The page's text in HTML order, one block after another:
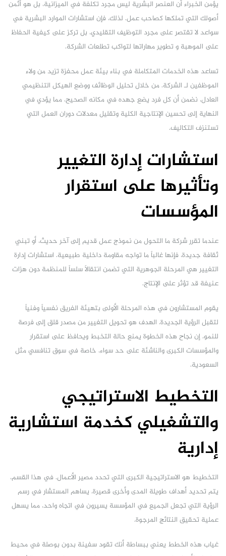
يؤمن الخبراء أن العنصر البشرية ليس مجرد تكلفة في الميزانية، بل هو أثمن
أصولك التي تملكها كصاحب عمل. لذلك، فإن استشارات الموارد البشرية في
سواعد لا تقتصر على مجرد التوظيف التقليدي، بل تركز على كيفية الحفاظ
على الموهبة و تطوير مهاراتها لتواكب تطلعات الشركة.
تساعد هذه الخدمات المتكاملة في بناء بيئة عمل محفزة تزيد من ولاء
الموظفين لـ الشركة. من خلال تحليل الوظائف ووضع الهيكل التنظيمي
العادل، نضمن أن كل فرد يضع جهده في مكانه الصحيح، مما يؤدي في
النهاية إلى تحسين الإنتاجية الكلية وتقليل معدلات دوران العمل التي
تستنزف التكاليف.
استشارات إدارة التغيير
وتأثيرها على استقرار
المؤسسات
عندما تقرر شركة ما التحول من نموذج عمل قديم إلى آخر حديث، أو تبني
ثقافة جديدة، فإنها غالباً ما تواجه مقاومة داخلية طبيعية. استشارات إدارة
التغيير هي المرحلة الجوهرية التي تضمن انتقالاً سلساً للمنظمة دون هزات
عنيفة قد تؤثر على الإنتاج.
يقوم المستشارون في هذه المرحلة الأولى بتهيئة الفريق نفسياً وفنياً
لتقبل الرؤية الجديدة. الهدف هو تحويل التغيير من مصدر قلق إلى فرصة
للنمو. إن نجاح هذه الخطوة يمنع حالة التخبط ويحافظ على استقرار
والمؤسسات الكبرى والناشئة على حد سواء، خاصة في سوق تنافسي مثل
السعودية.
التخطيط الاستراتيجي
والتشغيلي كخدمة استشارية
إدارية
التخطيط هو الاستراتيجية الكبرى التي تحدد مصير الأعمال. في هذا القسم،
يتم تحديد أهداف طويلة المدى وأخرى قصيرة. يساهم المستشار في رسم
الرؤية التي تجعل الجميع في المؤسسة يسيرون في اتجاه واحد، مما يسهل
عملية تحقيق النتائج المرجوة.
غياب هذه الخطط يعني ببساطة أنك تقود سفينة بدون بوصلة في محيط